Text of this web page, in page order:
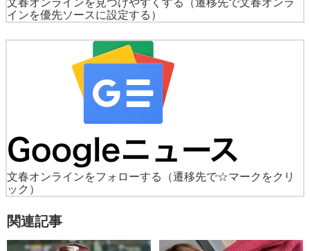
文春オンラインを見つけやすくする
（遷移先で文春オンラ
インを優先ソースに設定する）
文春オンラインをフォローする
（遷移先で☆マークをクリ
ック）
関連記事